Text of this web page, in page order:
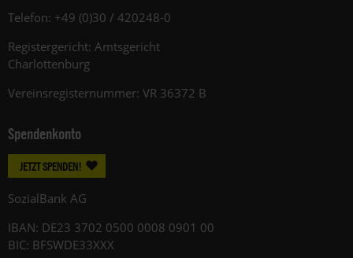
Telefon: +49 (0)30 / 420248-0
Registergericht: Amtsgericht
Charlottenburg
Vereinsregisternummer: VR 36372 B
Spendenkonto
JETZT SPENDEN!
SozialBank AG
IBAN: DE23 3702 0500 0008 0901 00
BIC: BFSWDE33XXX